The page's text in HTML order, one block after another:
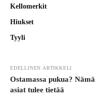
Kellomerkit
Hiukset
Tyyli
EDELLINEN ARTIKKELI
Ostamassa pukua? Nämä
asiat tulee tietää